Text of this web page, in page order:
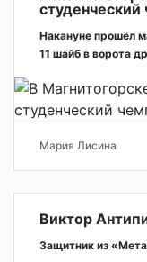
студенческий
Накануне прошёл
11 шайб в ворота
Мария Лисина
Виктор
Защитник из